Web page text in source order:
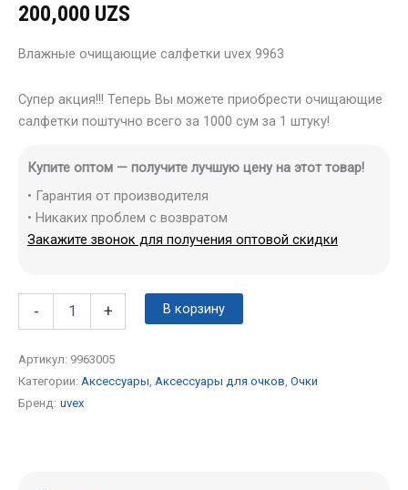
200,000 UZS
Влажные очищающие салфетки uvex 9963
Супер акция!!! Теперь Вы можете приобрести очищающие
салфетки поштучно всего за 1000 сум за 1 штуку!
Купите оптом — получите лучшую цену на этот товар!
• Гарантия от производителя
• Никаких проблем с возвратом
Закажите звонок для получения оптовой скидки
- + В корзину
Артикул: 9963005
Категории: Аксессуары Аксессуары для очков Очки
Бренд: uvex